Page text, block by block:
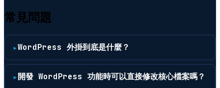
常見問題
WordPress 外掛到底是什麼？
開發 WordPress 功能時可以直接修改核心檔案嗎？